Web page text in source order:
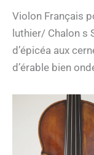
Violon Français
luthier/ Chalon s
d’épicéa aux
d’érable bien